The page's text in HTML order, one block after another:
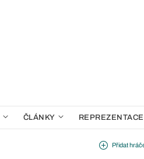
ČLÁNKY REPREZENTACE
Přidat